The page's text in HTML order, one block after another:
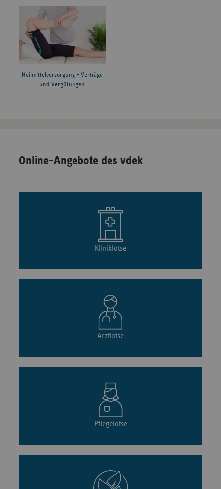
Heilmittelversorgung – Verträge
und Vergütungen
Online-Angebote des vdek
Kliniklotse
Arztlotse
Pflegelotse